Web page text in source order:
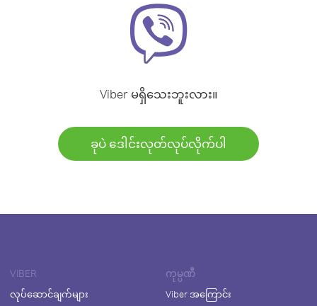
Viber မရှိသေးဘူးလား။
ခုပဲ ဒေါင်းလုတ်လုပ်လိုက်ပါ
VIBER
လုပ်ဆောင်ချက်များ
ကုမ္ပဏီ
Viber အကြောင်း